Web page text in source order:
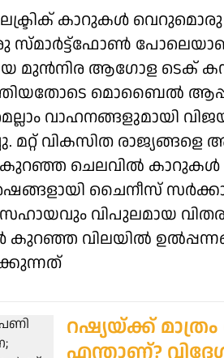
കാറുകൾ വെറുമൊരു
സ്മാർട്ട്ഫോൺ
മുൻനിര ആഗോള ടെക്
മൊബൈൽ
വാഹനങ്ങളുമായി
വികസിത രാജ്യങ്ങളെ
ചെലവിൽ കാറുകൾ
ചൈനീസ്
സഹായവും വിപുലമായ
കുറഞ്ഞ വിലയിൽ
റഷ്യയ്ക്ക്
എന്താണ്?